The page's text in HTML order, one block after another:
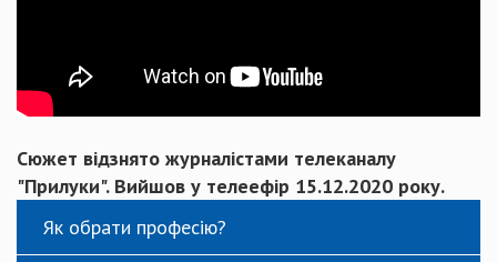
Сюжет відзнято журналістами телеканалу
"Прилуки". Вийшов у телеефір 15.12.2020 року.
Як обрати професію?